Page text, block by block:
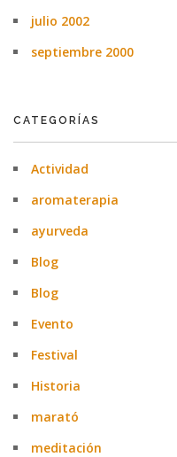
julio 2002
septiembre 2000
CATEGORÍAS
Actividad
aromaterapia
ayurveda
Blog
Blog
Evento
Festival
Historia
marató
meditación